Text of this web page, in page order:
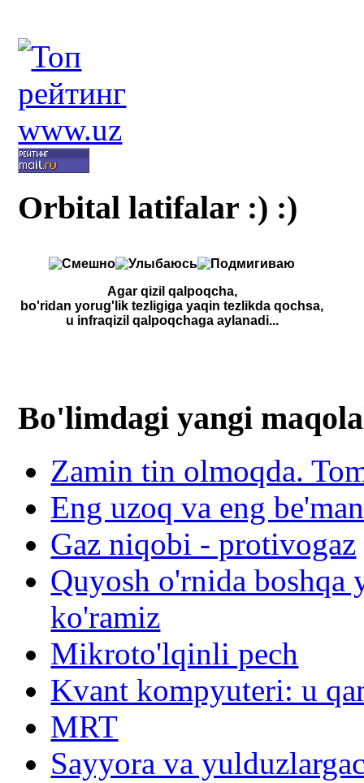
Orbital latifalar :) :)
Agar qizil qalpoqcha,
bo'ridan yorug'lik tezligiga yaqin tezlikda qochsa,
u infraqizil qalpoqchaga aylanadi...
Bo'limdagi yangi
Zamin tin olmoqda.
Eng uzoq va eng
Gaz niqobi - protivogaz
Quyosh o'rnida
ko'ramiz
Mikroto'lqinli pech
Kvant kompyuteri: u
MRT
Sayyora va